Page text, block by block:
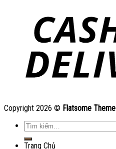
Copyright 2026 © Flatsome Theme
Tìm
kiếm:
Trang Chủ